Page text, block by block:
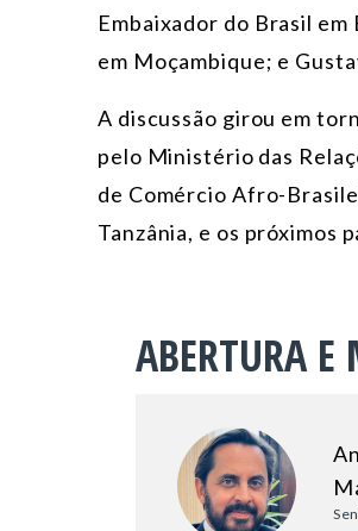
Embaixador do Brasil
em Moçambique; e
A discussão girou em
pelo Ministério das
de Comércio Afro-
Tanzânia, e os próximos
ABERTURA E